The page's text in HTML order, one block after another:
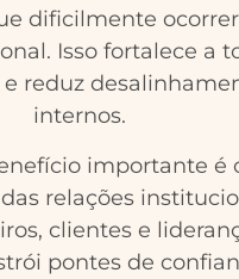
dificilmente
Isso fortalece a
reduz
internos.
importante é
relações
clientes e
pontes de